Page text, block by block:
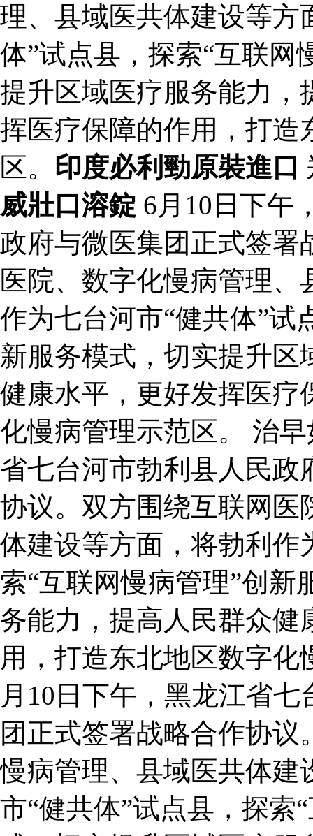
理、县域医共体建设等方
体”试点县，探索“互联网
提升区域医疗服务能力，
挥医疗保障的作用，打造
区。 印度必利勁原裝進口
威壯口溶錠 6月10日下午
政府与微医集团正式签署
医院、数字化慢病管理
作为七台河市“健共体”试
新服务模式，切实提升
健康水平，更好发挥医疗
化慢病管理示范区。 治
省七台河市勃利县人民政
协议。双方围绕互联网医
体建设等方面，将勃利作
索“互联网慢病管理”创
务能力，提高人民群众健
用，打造东北地区数字
月10日下午，黑龙江省
团正式签署战略合作协
慢病管理、县域医共体建
市“健共体”试点县，探索